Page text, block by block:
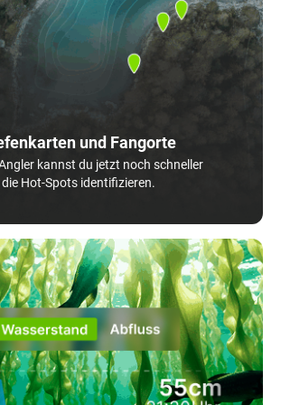
und Fangorte
kannst du jetzt noch schneller
die Hot-Spots identifizieren.